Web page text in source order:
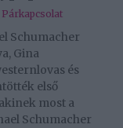
Párkapcsolat
Schumacher
Gina
és
első
most a
Schumacher